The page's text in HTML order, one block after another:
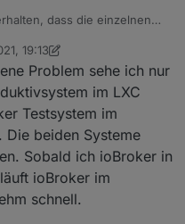
dass die einzelnen
im Chrome Browser
"Adapter" Menü geklickt
Seite per F5 neu laden
Menü Adapter gehe sehe
kommt immer wieder der
es kommt immer wieder
Problem?
19:13
Problem sehe ich nur
im LXC
Testsystem im
Die beiden Systeme
Sobald ich ioBroker in
ioBroker im
schnell.